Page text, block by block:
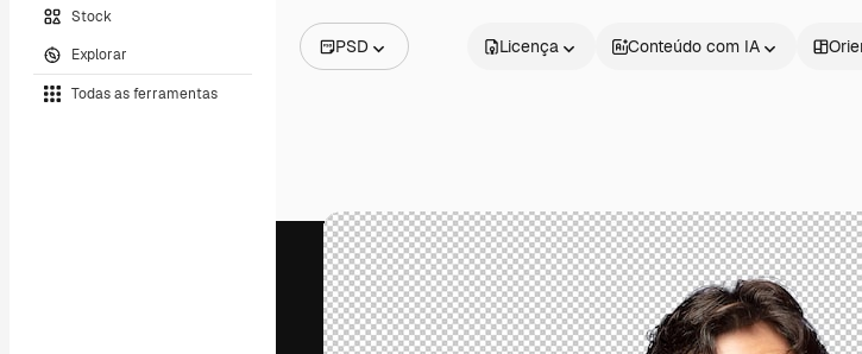
Stock
Explorar
Todas as ferramentas
PSD
Vídeos
Clipes de vídeo
Animações
Modelos de vídeos
Ícones
Modelos 3D
Fontes
Licença Conteúdo com IA
Produtos